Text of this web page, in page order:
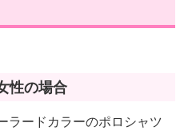
性の場合
ラードカラーのポロシャツ